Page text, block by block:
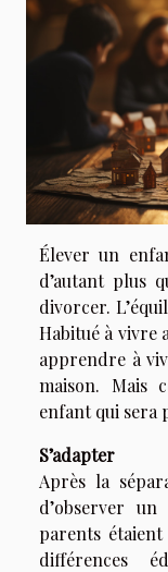
Élever un
d’autant plus
divorcer.
Habitué à vivre
apprendre à
maison. Mais
enfant qui sera
S’adapter
Après la
d’observer
parents
différences